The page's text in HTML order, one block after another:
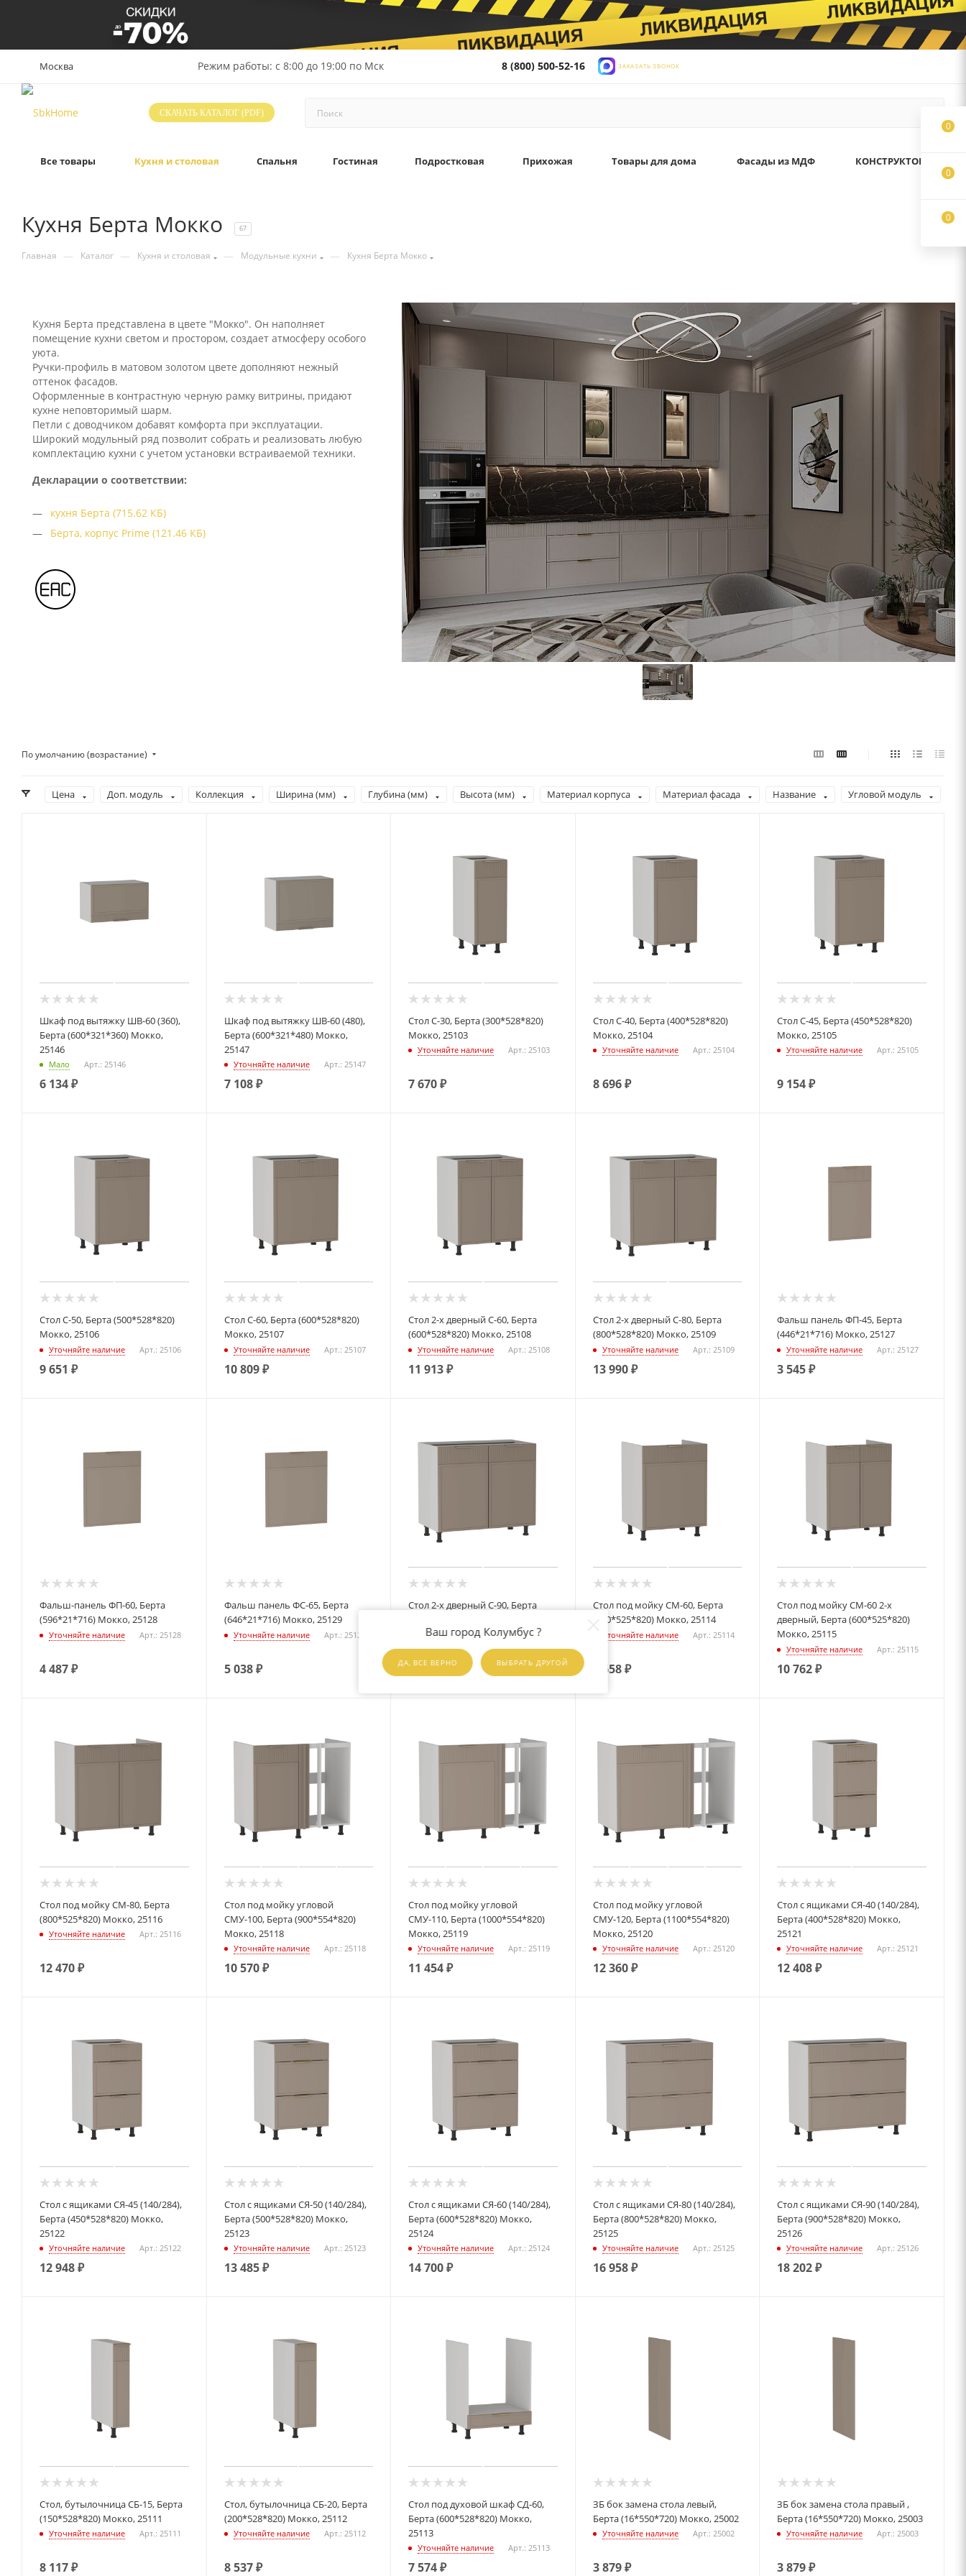
Москва
Ваш город Колумбус ?
ДА, ВСЕ ВЕРНО ВЫБРАТЬ ДРУГОЙ
Режим работы: с 8:00 до 19:00 по Мск 8 (800) 500-52-16 ЗАКАЗАТЬ ЗВОНОК
СКАЧАТЬ КАТАЛОГ (PDF)
Все товары Кухня и столовая Спальня Гостиная Подростковая Прихожая Товары для дома Фасады из МДФ КОНСТРУКТОР
Кухня Берта Мокко 67
Главная — Каталог — Кухня и столовая — Модульные кухни — Кухня Берта Мокко
Кухня Берта представлена в цвете "Мокко". Он наполняет
помещение кухни светом и простором, создает атмосферу особого
уюта.
Ручки-профиль в матовом золотом цвете дополняют нежный
оттенок фасадов.
Оформленные в контрастную черную рамку витрины, придают
кухне неповторимый шарм.
Петли с доводчиком добавят комфорта при эксплуатации.
Широкий модульный ряд позволит собрать и реализовать любую
комплектацию кухни с учетом установки встраиваемой техники.
Декларации о соответствии:
кухня Берта (715.62 КБ)
Берта, корпус Prime (121.46 КБ)
По умолчанию (возрастание)
Цена Доп. модуль Коллекция Ширина (мм) Глубина (мм) Высота (мм) Материал корпуса Материал фасада Название Угловой модуль
Шкаф под вытяжку ШВ-60 (360),
Берта (600*321*360) Мокко,
25146
Мало Арт.: 25146
6 134₽
Шкаф под вытяжку ШВ-60 (480),
Берта (600*321*480) Мокко,
25147
Уточняйте наличие Арт.: 25147
7 108₽
Стол С-30, Берта (300*528*820)
Мокко, 25103
Уточняйте наличие Арт.: 25103
7 670₽
Стол С-40, Берта (400*528*820)
Мокко, 25104
Уточняйте наличие Арт.: 25104
8 696₽
Стол С-45, Берта (450*528*820)
Мокко, 25105
Уточняйте наличие Арт.: 25105
9 154₽
Стол С-50, Берта (500*528*820)
Мокко, 25106
Уточняйте наличие Арт.: 25106
9 651 ₽
Стол С-60, Берта (600*528*820)
Мокко, 25107
Уточняйте наличие Арт.: 25107
10 809₽
Стол 2-х дверный С-60, Берта
(600*528*820) Мокко, 25108
Уточняйте наличие Арт.: 25108
11 913₽
Стол 2-х дверный С-80, Берта
(800*528*820) Мокко, 25109
Уточняйте наличие Арт.: 25109
13 990₽
Фальш панель ФП-45, Берта
(446*21*716) Мокко, 25127
Уточняйте наличие Арт.: 25127
3 545₽
Фальш-панель ФП-60, Берта
(596*21*716) Мокко, 25128
Уточняйте наличие Арт.: 25128
4 487₽
Фальш панель ФС-65, Берта
(646*21*716) Мокко, 25129
Уточняйте наличие Арт.: 25129
5 038₽
Стол 2-х дверный С-90, Берта
Уточняйте наличие Арт.: 25110
15 056₽
Стол под мойку СМ-60, Берта
(600*525*820) Мокко, 25114
Уточняйте наличие Арт.: 25114
9 658₽
Стол под мойку СМ-60 2-х
дверный, Берта (600*525*820)
Мокко, 25115
Уточняйте наличие Арт.: 25115
10 762₽
Стол под мойку СМ-80, Берта
(800*525*820) Мокко, 25116
Уточняйте наличие Арт.: 25116
12 470₽
Стол под мойку угловой
СМУ-100, Берта (900*554*820)
Мокко, 25118
Уточняйте наличие Арт.: 25118
10 570₽
Стол под мойку угловой
СМУ-110, Берта (1000*554*820)
Мокко, 25119
Уточняйте наличие Арт.: 25119
11 454₽
Стол под мойку угловой
СМУ-120, Берта (1100*554*820)
Мокко, 25120
Уточняйте наличие Арт.: 25120
12 360₽
Стол с ящиками СЯ-40 (140/284),
Берта (400*528*820) Мокко,
25121
Уточняйте наличие Арт.: 25121
12 408₽
Стол с ящиками СЯ-45 (140/284),
Берта (450*528*820) Мокко,
25122
Уточняйте наличие Арт.: 25122
12 948₽
Стол с ящиками СЯ-50 (140/284),
Берта (500*528*820) Мокко,
25123
Уточняйте наличие Арт.: 25123
13 485₽
Стол с ящиками СЯ-60 (140/284),
Берта (600*528*820) Мокко,
25124
Уточняйте наличие Арт.: 25124
14 700₽
Стол с ящиками СЯ-80 (140/284),
Берта (800*528*820) Мокко,
25125
Уточняйте наличие Арт.: 25125
16 958₽
Стол с ящиками СЯ-90 (140/284),
Берта (900*528*820) Мокко,
25126
Уточняйте наличие Арт.: 25126
18 202₽
Стол, бутылочница СБ-15, Берта
(150*528*820) Мокко, 25111
Уточняйте наличие Арт.: 25111
8 117₽
Стол, бутылочница СБ-20, Берта
(200*528*820) Мокко, 25112
Уточняйте наличие Арт.: 25112
8 537₽
Стол под духовой шкаф СД-60,
Берта (600*528*820) Мокко,
25113
Уточняйте наличие Арт.: 25113
7 574₽
ЗБ бок замена стола левый,
Берта (16*550*720) Мокко, 25002
Уточняйте наличие Арт.: 25002
3 879₽
ЗБ бок замена стола правый ,
Берта (16*550*720) Мокко, 25003
Уточняйте наличие Арт.: 25003
3 879₽
0
0
0